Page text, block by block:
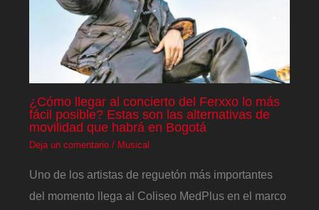
¿Cómo llegar al concierto del Ferxxo lo más
fácil posible? Estas son las alternativas de
movilidad que habrá en Bogotá
Deja un comentario / Musical
Uno de los artistas de reguetón más importantes
del momento llega al Coliseo MedPlus en el marco